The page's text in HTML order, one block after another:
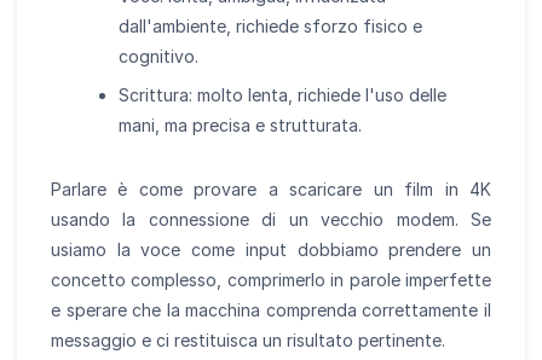
dall'ambiente, richiede sforzo fisico e
cognitivo.
Scrittura: molto lenta, richiede l'uso delle
mani, ma precisa e strutturata.
Parlare è come provare a scaricare un film in 4K
usando la connessione di un vecchio modem. Se
usiamo la voce come input dobbiamo prendere un
concetto complesso, comprimerlo in parole imperfette
e sperare che la macchina comprenda correttamente il
messaggio e ci restituisca un risultato pertinente.